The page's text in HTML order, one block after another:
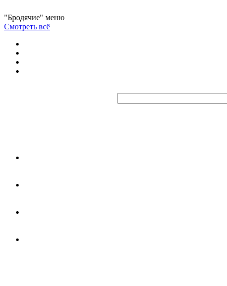
"Бродячие" меню
Смотреть всё